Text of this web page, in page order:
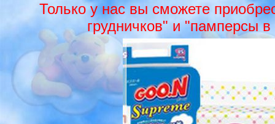
Только у нас вы сможете
грудничков" и "памперсы